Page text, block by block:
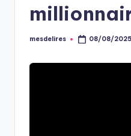
Posted
mesdelires 08/08/2025